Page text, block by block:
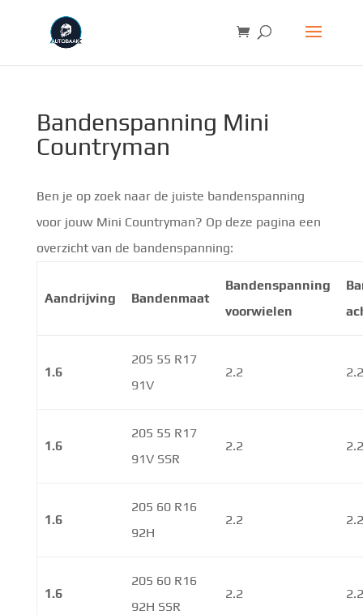
Bandenspanning Mini
Countryman
Ben je op zoek naar de juiste bandenspanning
voor jouw Mini Countryman? Op deze pagina een
overzicht van de bandenspanning:
Aandrijving Bandenmaat
Bandenspanning
voorwielen
1.6
205 55 R17
91V
2.2
1.6
205 55 R17
91V SSR
2.2
1.6
205 60 R16
92H
2.2
1.6
205 60 R16
92H SSR
2.2